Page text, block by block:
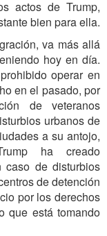
actos de Trump,
bien para ella.
va más allá
hoy en día.
operar en
en el pasado, por
de veteranos
urbanos de
a su antojo,
ha creado
caso de disturbios
de detención
por los derechos
que está tomando